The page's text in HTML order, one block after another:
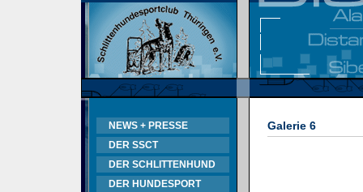
NEWS + PRESSE
DER SSCT
DER SCHLITTENHUND
DER HUNDESPORT
Galerie 6